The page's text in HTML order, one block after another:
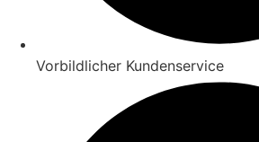
Vorbildlicher Kundenservice